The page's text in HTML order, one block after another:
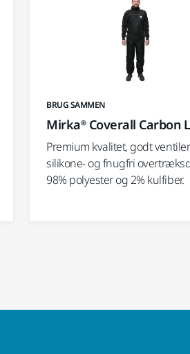
BRUG SAMMEN
Mirka® Coverall Carbon
Premium kvalitet, godt
silikone- og fnugfri
98% polyester og 2% kulfiber.